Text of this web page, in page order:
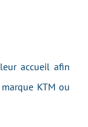
accueil afin
KTM ou